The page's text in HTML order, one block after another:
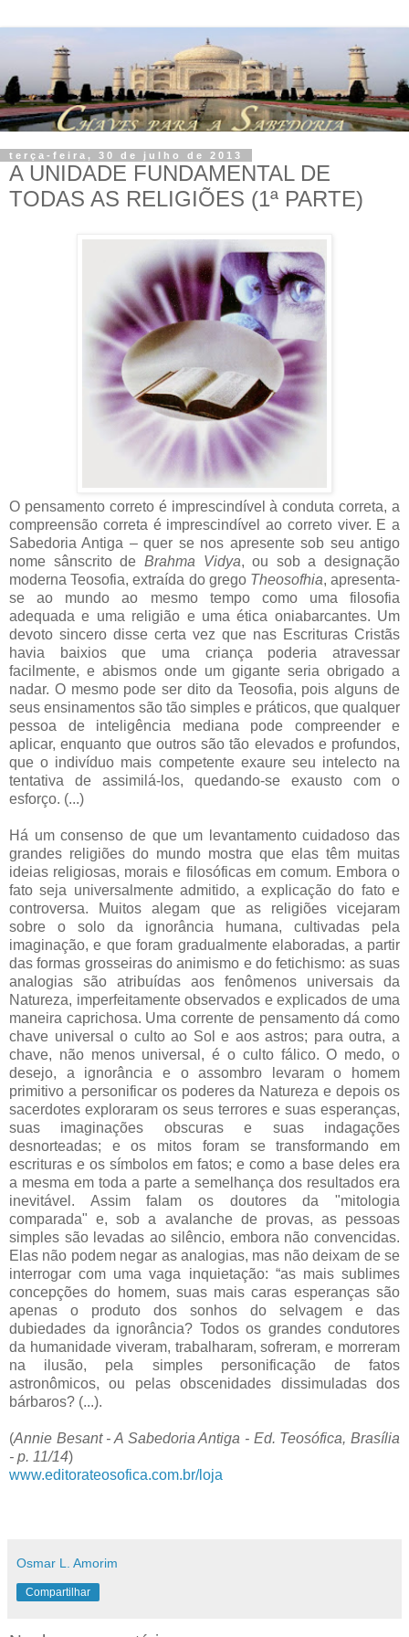
terça-feira, 30 de julho de 2013
A UNIDADE FUNDAMENTAL DE
TODAS AS RELIGIÕES (1ª PARTE)
O pensamento correto é imprescindível à conduta correta, a
compreensão correta é imprescindível ao correto viver. E a
Sabedoria Antiga – quer se nos apresente sob seu antigo
nome sânscrito de Brahma Vidya, ou sob a designação
moderna Teosofia, extraída do grego Theosofhia, apresenta-
se ao mundo ao mesmo tempo como uma filosofia
adequada e uma religião e uma ética oniabarcantes. Um
devoto sincero disse certa vez que nas Escrituras Cristãs
havia baixios que uma criança poderia atravessar
facilmente, e abismos onde um gigante seria obrigado a
nadar. O mesmo pode ser dito da Teosofia, pois alguns de
seus ensinamentos são tão simples e práticos, que qualquer
pessoa de inteligência mediana pode compreender e
aplicar, enquanto que outros são tão elevados e profundos,
que o indivíduo mais competente exaure seu intelecto na
tentativa de assimilá-los, quedando-se exausto com o
esforço. (...)
Há um consenso de que um levantamento cuidadoso das
grandes religiões do mundo mostra que elas têm muitas
ideias religiosas, morais e filosóficas em comum. Embora o
fato seja universalmente admitido, a explicação do fato e
controversa. Muitos alegam que as religiões vicejaram
sobre o solo da ignorância humana, cultivadas pela
imaginação, e que foram gradualmente elaboradas, a partir
das formas grosseiras do animismo e do fetichismo: as suas
analogias são atribuídas aos fenômenos universais da
Natureza, imperfeitamente observados e explicados de uma
maneira caprichosa. Uma corrente de pensamento dá como
chave universal o culto ao Sol e aos astros; para outra, a
chave, não menos universal, é o culto fálico. O medo, o
desejo, a ignorância e o assombro levaram o homem
primitivo a personificar os poderes da Natureza e depois os
sacerdotes exploraram os seus terrores e suas esperanças,
suas imaginações obscuras e suas indagações
desnorteadas; e os mitos foram se transformando em
escrituras e os símbolos em fatos; e como a base deles era
a mesma em toda a parte a semelhança dos resultados era
inevitável. Assim falam os doutores da "mitologia
comparada" e, sob a avalanche de provas, as pessoas
simples são levadas ao silêncio, embora não convencidas.
Elas não podem negar as analogias, mas não deixam de se
interrogar com uma vaga inquietação: “as mais sublimes
concepções do homem, suas mais caras esperanças são
apenas o produto dos sonhos do selvagem e das
dubiedades da ignorância? Todos os grandes condutores
da humanidade viveram, trabalharam, sofreram, e morreram
na ilusão, pela simples personificação de fatos
astronômicos, ou pelas obscenidades dissimuladas dos
bárbaros? (...).
(Annie Besant - A Sabedoria Antiga - Ed. Teosófica, Brasília
- p. 11/14)
www.editorateosofica.com.br/loja
Osmar L. Amorim
Compartilhar